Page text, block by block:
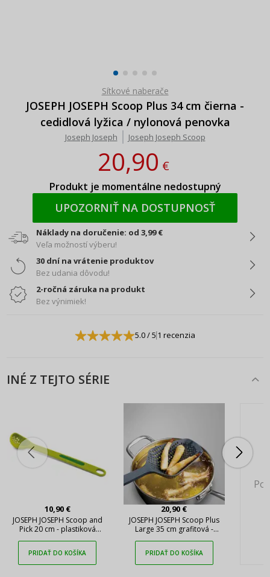
Sítkové naberače
JOSEPH JOSEPH Scoop Plus 34 cm čierna -
cedidlová lyžica / nylonová penovka
Joseph Joseph Joseph Joseph Scoop
20,90€
Produkt je momentálne nedostupný
UPOZORNIŤ NA DOSTUPNOSŤ
Náklady na doručenie: od 3,99 €
Veľa možností výberu!
30 dní na vrátenie produktov
Bez udania dôvodu!
2-ročná záruka na produkt
Bez výnimiek!
5.0/ 5 1 recenzia
INÉ Z TEJTO SÉRIE
10,90 €
JOSEPH JOSEPH Scoop and
Pick 20 cm - plastiková
PRIDAŤ DO KOŠÍKA
20,90 €
JOSEPH JOSEPH Scoop Plus
Large 35 cm grafitová -
šumienková lyžica
PRIDAŤ DO KOŠÍKA